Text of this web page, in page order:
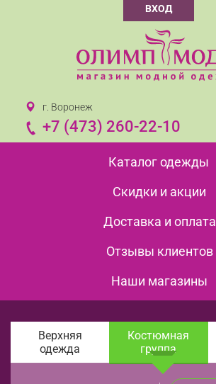
ВХОД
г. Воронеж
+7 (473) 260-22-10
Каталог одежды
Скидки и акции
Доставка и оплата
Отзывы клиентов
Наши магазины
Верхняя
одежда
Костюмная
группа